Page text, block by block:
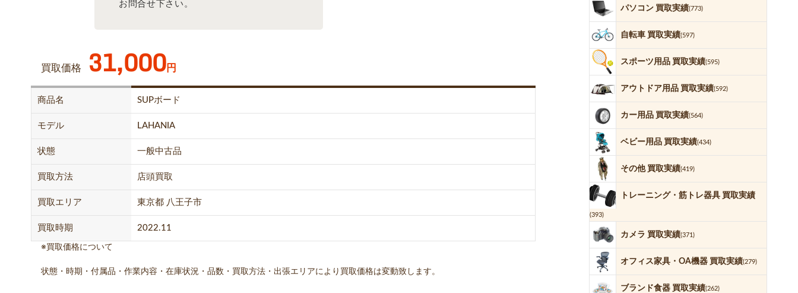
お問合せ下さい。
買取価格 31,000円
商品名 SUPボード
モデル LAHANIA
状態 一般中古品
買取方法 店頭買取
買取エリア 東京都 八王子市
買取時期 2022.11
※買取価格について
状態・時期・付属品・作業内容・在庫状況・品数・買取方法・出張エリアにより買取価格は変動致します。
パソコン 買取実績(773)
自転車 買取実績(597)
スポーツ用品 買取実績(595)
アウトドア用品 買取実績(592)
カー用品 買取実績(564)
ベビー用品 買取実績(434)
その他 買取実績(419)
トレーニング・筋トレ器具 買取実績
(393)
カメラ 買取実績(371)
オフィス家具・OA機器 買取実績(279)
ブランド食器 買取実績(262)